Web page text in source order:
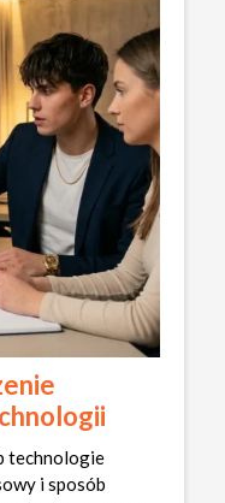
technologie
i sposób